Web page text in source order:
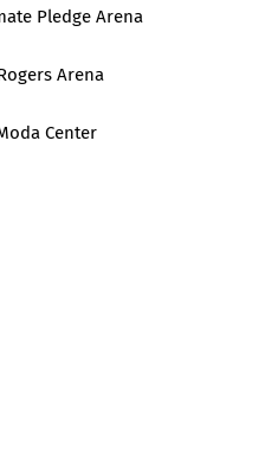
Pledge Arena
Arena
Center